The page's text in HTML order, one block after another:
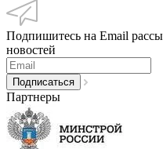
Подпишитесь на Email
новостей
Партнеры